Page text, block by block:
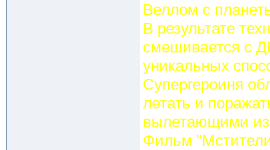
Веллом с
В результате
смешивается с
уникальных
Супергероиня
летать и
вылетающими из
Фильм